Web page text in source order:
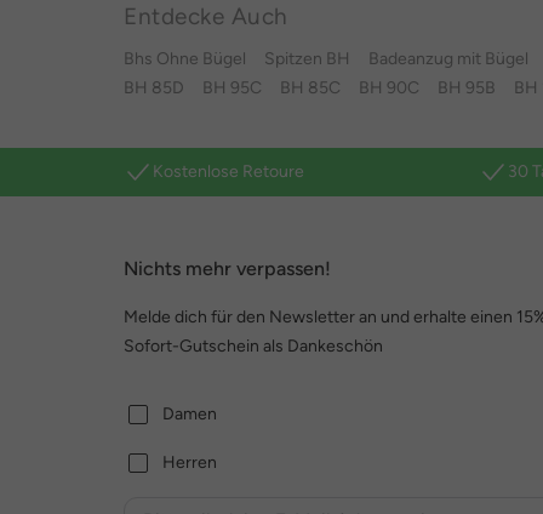
Entdecke Auch
Bhs Ohne Bügel Spitzen BH
Badeanzug mit Bügel
BH 85D
BH 95C BH 85C BH 90C BH 95B BH
Kostenlose Retoure 30
Nichts mehr verpassen!
Melde dich für den Newsletter an und erhalte einen
Sofort-Gutschein als Dankeschön
Damen
Herren